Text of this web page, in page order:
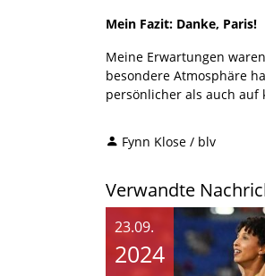
Mein Fazit: Danke, Paris!
Meine Erwartungen
besondere Atmosphäre
persönlicher als auch auf
Fynn Klose / blv
Verwandte
23.09.
2024